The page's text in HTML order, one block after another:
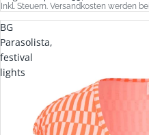
Inkl. Steuern. Versandkosten werden
BG
Parasolista,
festival
lights